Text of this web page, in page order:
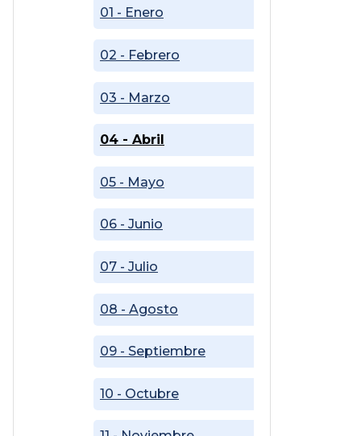
01 - Enero
02 - Febrero
03 - Marzo
04 - Abril
05 - Mayo
06 - Junio
07 - Julio
08 - Agosto
09 - Septiembre
10 - Octubre